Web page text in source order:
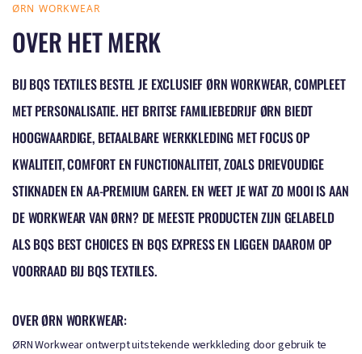
ØRN WORKWEAR
OVER HET MERK
BIJ BQS TEXTILES BESTEL JE EXCLUSIEF ØRN WORKWEAR, COMPLEET
MET PERSONALISATIE. HET BRITSE FAMILIEBEDRIJF ØRN BIEDT
HOOGWAARDIGE, BETAALBARE WERKKLEDING MET FOCUS OP
KWALITEIT, COMFORT EN FUNCTIONALITEIT, ZOALS DRIEVOUDIGE
STIKNADEN EN AA-PREMIUM GAREN. EN WEET JE WAT ZO MOOI IS AAN
DE WORKWEAR VAN ØRN? DE MEESTE PRODUCTEN ZIJN GELABELD
ALS BQS BEST CHOICES EN BQS EXPRESS EN LIGGEN DAAROM OP
VOORRAAD BIJ BQS TEXTILES.
OVER ØRN WORKWEAR:
ØRN Workwear ontwerpt uitstekende werkkleding door gebruik te